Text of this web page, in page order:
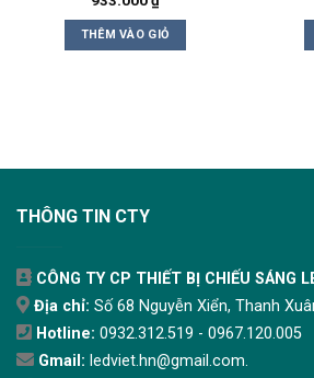
THÊM VÀO GIỎ
THÔNG TIN CTY
CÔNG TY CP THIẾT BỊ CHIẾU SÁNG
Địa chỉ: Số 68 Nguyễn Xiển, Thanh
Hotline: 0932.312.519 - 0967.120.005
Gmail: ledviet.hn@gmail.com.